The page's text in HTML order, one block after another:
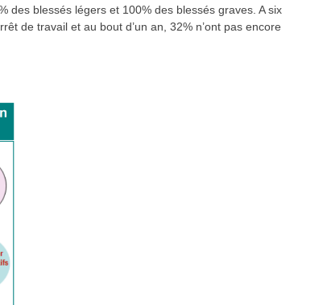
des blessés légers et 100% des blessés graves. A six
de travail et au bout d’un an, 32% n’ont pas encore